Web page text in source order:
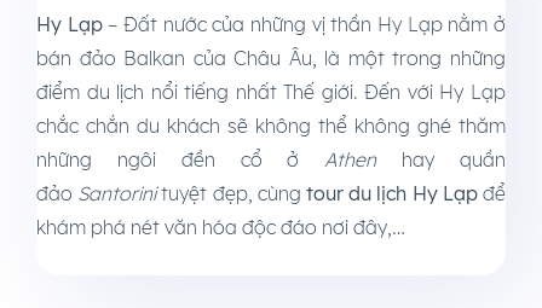
Hy Lạp– Đất nước của những vị thần Hy Lạp nằm ở
bán đảo Balkan của Châu Âu, là một trong những
điểm du lịch nổi tiếng nhất Thế giới. Đến với Hy Lạp
chắc chắn du khách sẽ không thể không ghé thăm
những ngôi đền cổ ởAthenhay quần
đảo Santorini tuyệt đẹp, cùngtour du lịch Hy Lạpđể
khám phá nét văn hóa độc đáo nơi đây,…